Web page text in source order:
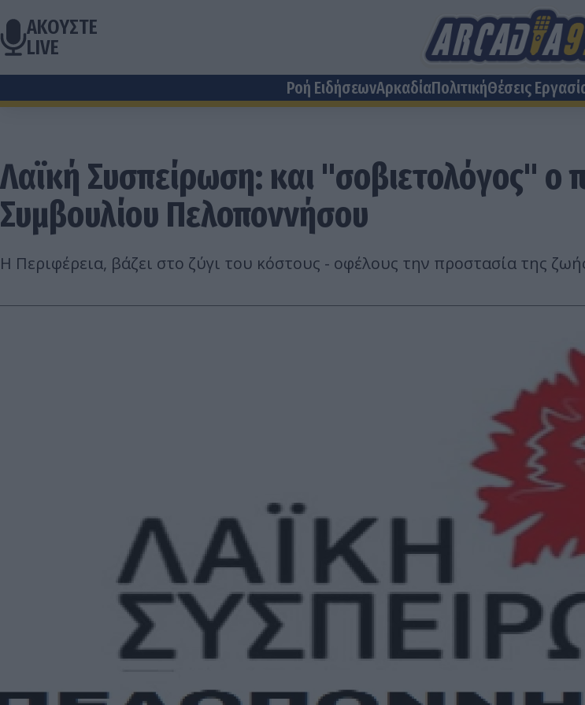
ΑΚΟΥΣΤΕ
LIVE
Ροή ΕιδήσεωνΑρκαδίαΠολιτικήΘέσεις
Λαϊκή Συσπείρωση: και "σοβιετολόγος" ο
Συμβουλίου Πελοποννήσου
Η Περιφέρεια, βάζει στο ζύγι του κόστους - οφέλους την προστασία της